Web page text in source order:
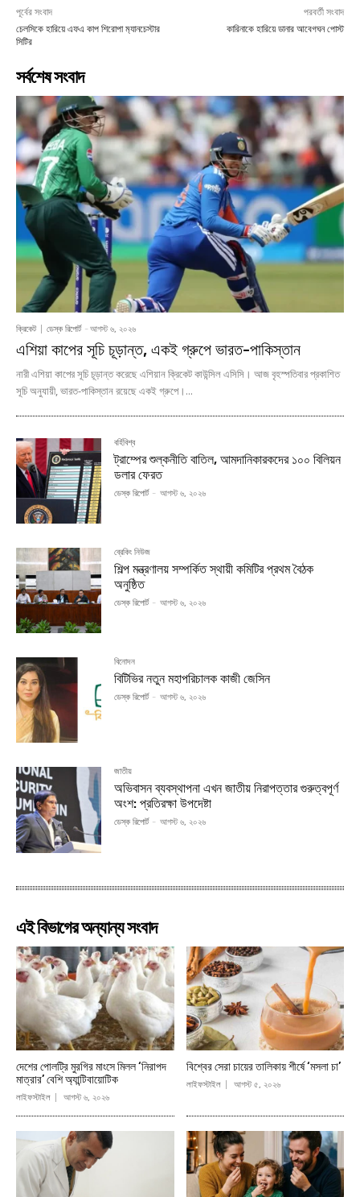
পূর্বের সংবাদ
চেলসিকে হারিয়ে এফএ কাপ শিরোপা ম‍্যানচেস্টার
সিটির
পরবর্তী সংবাদ
কারিনাকে হারিয়ে ডানার আবেগঘন পোস্ট
সর্বশেষ সংবাদ
ক্রিকেট ডেস্ক রিপোর্ট - আগস্ট ৬, ২০২৬
এশিয়া কাপের সূচি চূড়ান্ত, একই গ্রুপে ভারত-পাকিস্তান
নারী এশিয়া কাপের সূচি চূড়ান্ত করেছে এশিয়ান ক্রিকেট কাউন্সিল এসিসি। আজ বৃহস্পতিবার প্রকাশিত
সূচি অনুযায়ী, ভারত-পাকিস্তান রয়েছে একই গ্রুপে।...
বর্হিবিশ্ব
ট্রাম্পের শুল্কনীতি বাতিল, আমদানিকারকদের ১০০ বিলিয়ন
ডলার ফেরত
ডেস্ক রিপোর্ট - আগস্ট ৬, ২০২৬
ব্রেকিং নিউজ
শিল্প মন্ত্রণালয় সম্পর্কিত স্থায়ী কমিটির প্রথম বৈঠক
অনুষ্ঠিত
ডেস্ক রিপোর্ট - আগস্ট ৬, ২০২৬
বিনোদন
বিটিভির নতুন মহাপরিচালক কাজী জেসিন
ডেস্ক রিপোর্ট - আগস্ট ৬, ২০২৬
জাতীয়
অভিবাসন ব্যবস্থাপনা এখন জাতীয় নিরাপত্তার গুরুত্বপূর্ণ
অংশ: প্রতিরক্ষা উপদেষ্টা
ডেস্ক রিপোর্ট - আগস্ট ৬, ২০২৬
এই বিভাগের অন্যান্য সংবাদ
দেশের পোলট্রি মুরগির মাংসে মিলল ‘নিরাপদ
মাত্রার’ বেশি অ্যান্টিবায়োটিক
লাইফস্টাইল আগস্ট ৬, ২০২৬
বিশ্বের সেরা চায়ের তালিকায় শীর্ষে ‘মসলা চা’
লাইফস্টাইল আগস্ট ৫, ২০২৬